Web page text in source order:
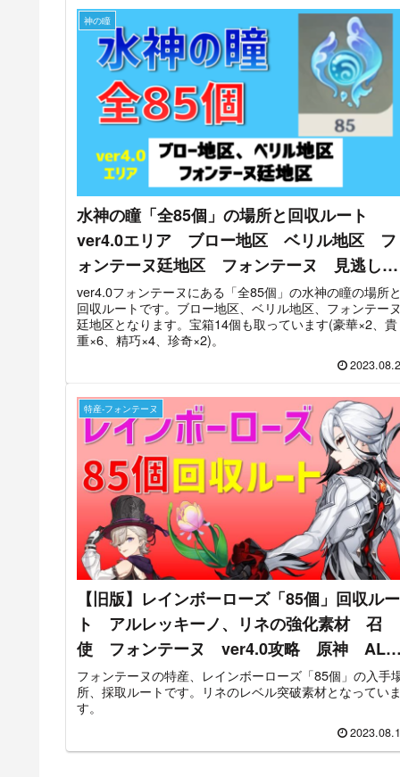
神の瞳
水神の瞳「全85個」の場所と回収ルート
ver4.0エリア ブロー地区 ベリル地区 フ
ォンテーヌ廷地区 フォンテーヌ 見逃しチ
ェック ギミック解説 【ver4.0攻略】 原
神 Genshin
ver4.0フォンテーヌにある「全85個」の水神の瞳の場所
回収ルートです。ブロー地区、ベリル地区、フォンテー
廷地区となります。宝箱14個も取っています(豪華×2、貴
重×6、精巧×4、珍奇×2)。
特産-フォンテーヌ
【旧版】レインボーローズ「85個」回収ルー
ト アルレッキーノ、リネの強化素材 召
使 フォンテーヌ ver4.0攻略 原神 ALL
85 Rainbow Rose Locations Genshin
フォンテーヌの特産、レインボーローズ「85個」の入手
所、採取ルートです。リネのレベル突破素材となってい
す。